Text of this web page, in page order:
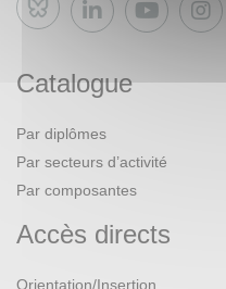
Bluesky
Catalogue
Par diplômes
Par secteurs d’activité
Par composantes
Accès directs
Orientation/Insertion